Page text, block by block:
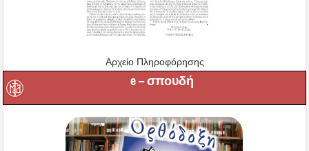
Αρχείο Πληροφόρησης
e – σπουδή